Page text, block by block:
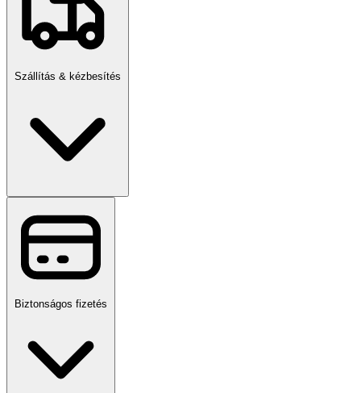
Szállítás & kézbesítés
Biztonságos fizetés